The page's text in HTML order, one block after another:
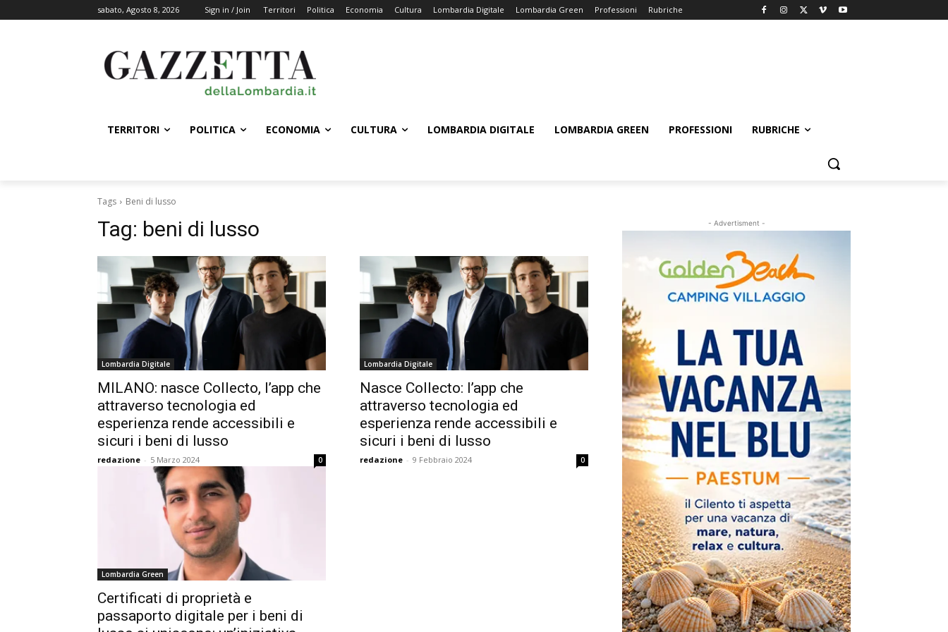
sabato, Agosto 8, 2026 Sign in / Join Territori Politica Economia Cultura Lombardia Digitale Lombardia Green Professioni Rubriche
TERRITORI POLITICA ECONOMIA CULTURA LOMBARDIA DIGITALE LOMBARDIA GREEN PROFESSIONI RUBRICHE
Tags Beni di lusso
Tag: beni di lusso
Lombardia Digitale
MILANO: nasce Collecto, l’app che
attraverso tecnologia ed
esperienza rende accessibili e
sicuri i beni di lusso
redazione - 5 Marzo 2024 0
Lombardia Digitale
Nasce Collecto: l’app che
attraverso tecnologia ed
esperienza rende accessibili e
sicuri i beni di lusso
redazione - 9 Febbraio 2024 0
Lombardia Green
Certificati di proprietà e
passaporto digitale per i beni di
- Advertisment -